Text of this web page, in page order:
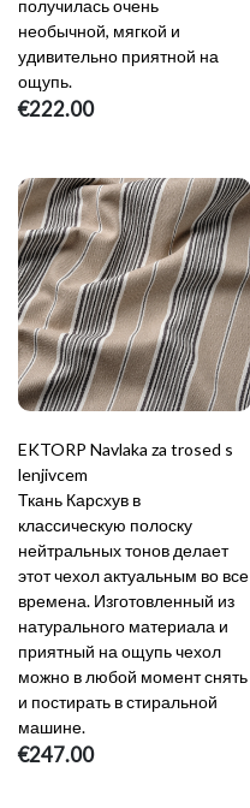
получилась очень
необычной, мягкой и
удивительно приятной на
ощупь.
€222.00
EKTORP Navlaka za trosed s
lenjivcem
Ткань Карсхув в
классическую полоску
нейтральных тонов делает
этот чехол актуальным во все
времена. Изготовленный из
натурального материала и
приятный на ощупь чехол
можно в любой момент снять
и постирать в стиральной
машине.
€247.00